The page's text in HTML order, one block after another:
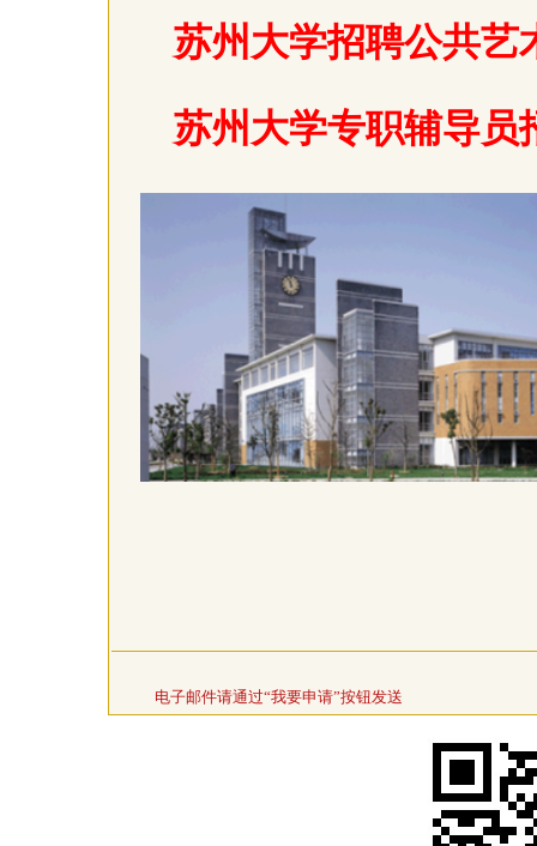
苏州大学招聘公共艺
苏州大学专职辅导员
电子邮件请通过“我要申请”按钮发送